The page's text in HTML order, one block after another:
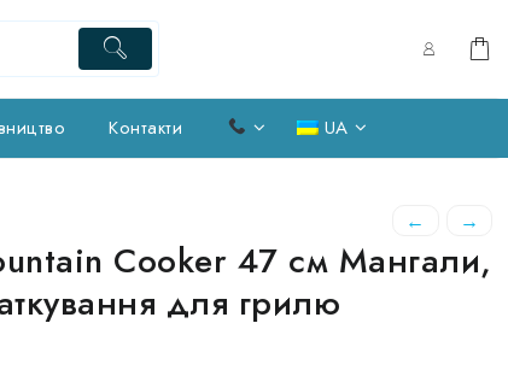
Контакти UA
← →
Cooker 47 см Мангали,
для грилю